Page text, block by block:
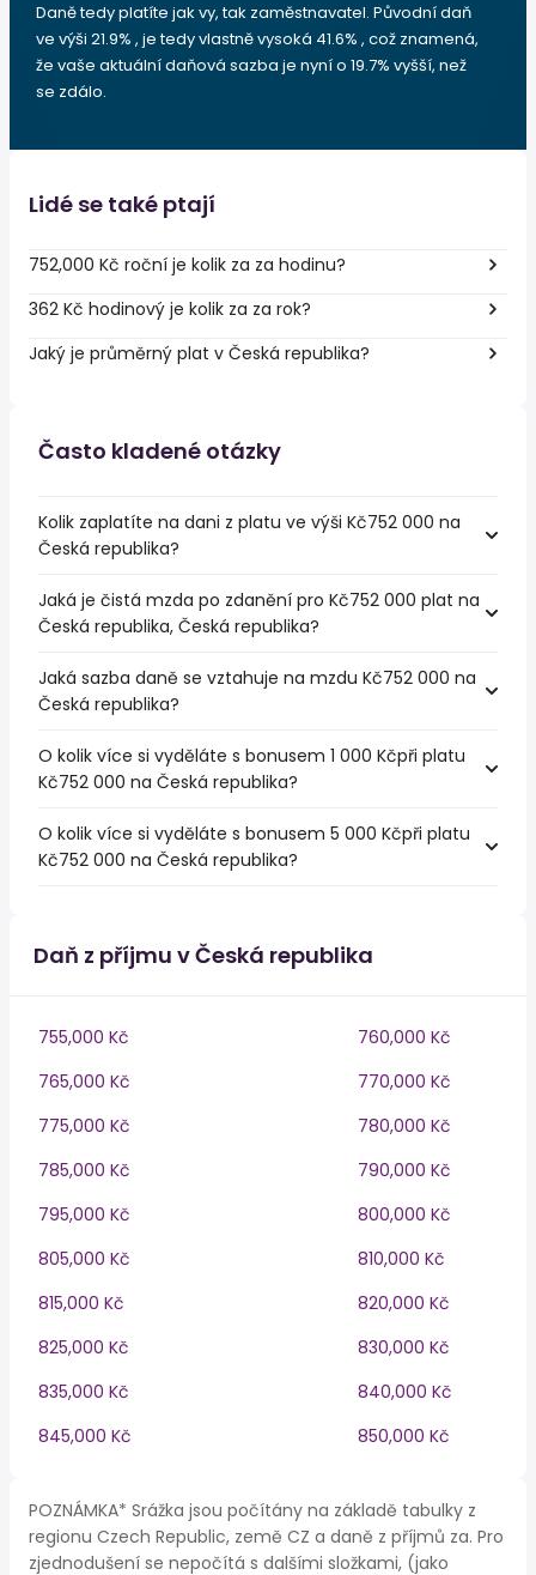
Daně tedy platíte jak vy, tak zaměstnavatel. Původní daň
ve výši 21.9% , je tedy vlastně vysoká 41.6% , což znamená,
že vaše aktuální daňová sazba je nyní o 19.7% vyšší, než
se zdálo.
Lidé se také ptají
752,000 Kč roční je kolik za za hodinu?
362 Kč hodinový je kolik za za rok?
Jaký je průměrný plat v Česká republika?
Často kladené otázky
Kolik zaplatíte na dani z platu ve výši Kč752 000 na
Česká republika?
Jaká je čistá mzda po zdanění pro Kč752 000 plat na
Česká republika, Česká republika?
Jaká sazba daně se vztahuje na mzdu Kč752 000 na
Česká republika?
O kolik více si vyděláte s bonusem 1 000 Kčpři platu
Kč752 000 na Česká republika?
O kolik více si vyděláte s bonusem 5 000 Kčpři platu
Kč752 000 na Česká republika?
Daň z příjmu v Česká republika
755,000 Kč
760,000 Kč
765,000 Kč
770,000 Kč
775,000 Kč
780,000 Kč
785,000 Kč
790,000 Kč
795,000 Kč
800,000 Kč
805,000 Kč
810,000 Kč
815,000 Kč
820,000 Kč
825,000 Kč
830,000 Kč
835,000 Kč
840,000 Kč
845,000 Kč
850,000 Kč
POZNÁMKA* Srážka jsou počítány na základě tabulky z
regionu Czech Republic, země CZ a daně z příjmů za. Pro
zjednodušení se nepočítá s dalšími složkami, (jako